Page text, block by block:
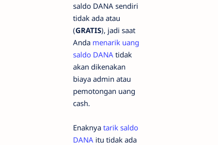
saldo DANA sendiri
tidak ada atau
(GRATIS), jadi saat
Anda menarik uang
saldo DANA tidak
akan dikenakan
biaya admin atau
pemotongan uang
cash.
Enaknya tarik saldo
DANA itu tidak ada